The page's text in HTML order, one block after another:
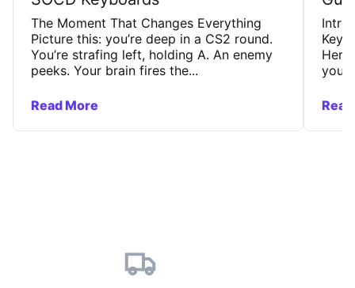
The Moment That Changes Everything
Picture this: you’re deep in a CS2 round.
You’re strafing left, holding A. An enemy
peeks. Your brain fires the...
Read More
you